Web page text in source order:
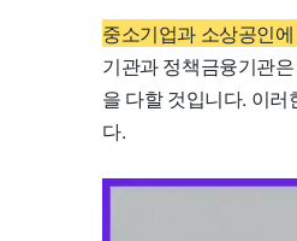
중소기업과 소상공인
기관과 정책금융기관
을 다할 것입니다. 이
다.